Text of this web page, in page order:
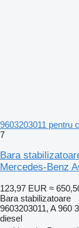
9603203011 pentru
7
Bara
Mercedes-Benz
123,97 EUR ≈
Bara stabilizatoare
9603203011, A 960
diesel